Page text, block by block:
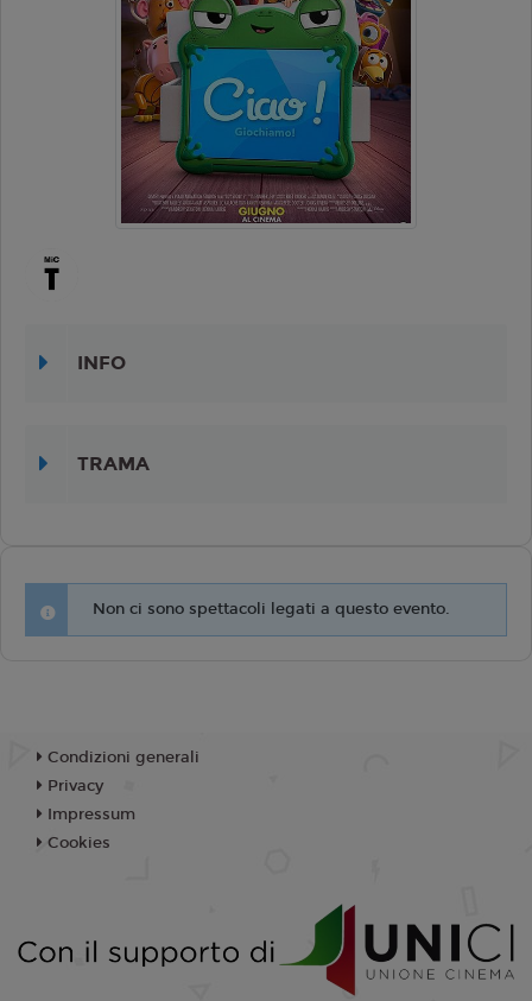
INFO
TRAMA
Non ci sono spettacoli legati a questo evento.
Condizioni generali
Privacy
Impressum
Cookies